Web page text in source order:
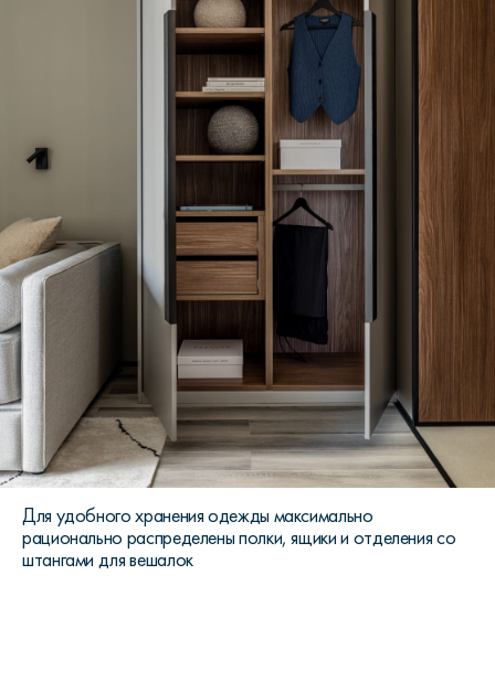
Для удобного хранения одежды максимально
рационально распределены полки, ящики и отделения со
штангами для вешалок